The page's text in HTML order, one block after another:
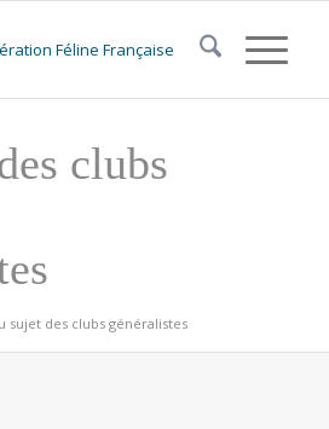
clubs
sujet des clubs généralistes